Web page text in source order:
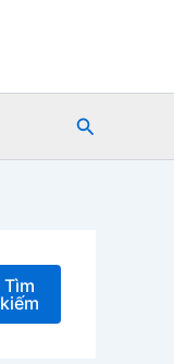
Tìm
Tìm
kiếm